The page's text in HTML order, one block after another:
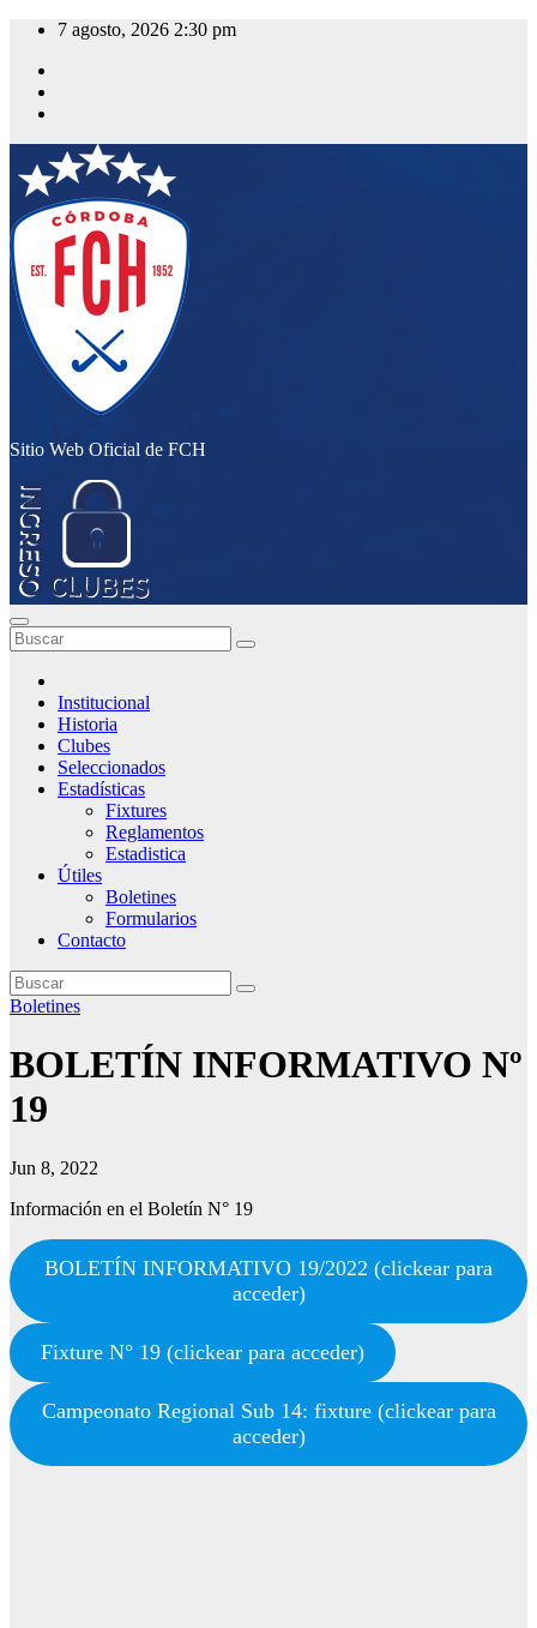
Saltar
contenido
7 agosto, 2026 2:30 pm
Sitio Web Oficial de FCH
Institucional
Historia
Clubes
Seleccionados
Estadísticas
Fixtures
Reglamentos
Estadistica
Útiles
Boletines
Formularios
Contacto
Boletines
BOLETÍN INFORMATIVO Nº
19
Jun 8, 2022
Información en el Boletín N° 19
BOLETÍN INFORMATIVO 19/2022 (clickear para
acceder)
Fixture N° 19 (clickear para acceder)
Campeonato Regional Sub 14: fixture (clickear para
acceder)